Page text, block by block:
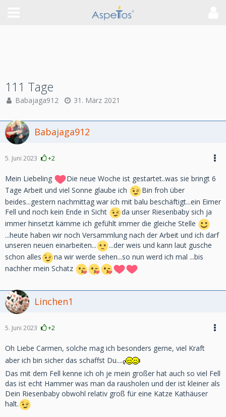
111 Tage
Babajaga912 31. März 2021
Babajaga912
5. Juni 2023 +2
Mein Liebeling
Die neue Woche ist gestartet..was sie bringt 6
Tage Arbeit und viel Sonne glaube ich
Bin froh über
beides...gestern nachmittag war ich mit balu beschäftigt...ein Eimer
Fell und noch kein Ende in Sicht
da unser Riesenbaby sich ja
immer hinsetzt kämme ich gefühlt immer die gleiche Stelle
...heute haben wir noch Versammlung nach der Arbeit und ich darf
unseren neuen einarbeiten...
...der weis und kann laut gusche
schon alles
na wir werde sehen...so nun werd ich mal ...bis
nachher mein Schatz
Linchen1
5. Juni 2023 +2
Oh Liebe Carmen, solche mag ich besonders gerne, viel Kraft
aber ich bin sicher das schaffst Du....
Das mit dem Fell kenne ich oh je mein großer hat auch so viel Fell
das ist echt Hammer was man da rausholen und der ist kleiner als
Dein Riesenbaby obwohl relativ groß für eine Katze Kathäuser
halt.